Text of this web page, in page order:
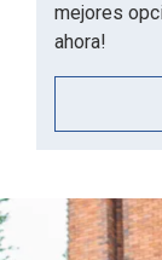
mejores
ahora!